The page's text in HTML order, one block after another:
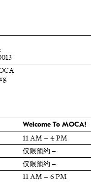
Welcome To MOCA!
11 AM – 4 PM
仅限预约 –
仅限预约 –
11 AM – 6 PM